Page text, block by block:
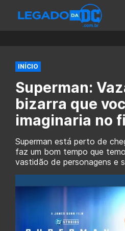
INÍCIO
Superman:
bizarra que
imaginaria no
Superman está perto de
faz um bom tempo que
vastidão de personagens e